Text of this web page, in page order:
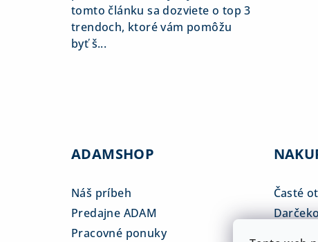
tomto článku sa dozviete o top 3
trendoch, ktoré vám pomôžu
byť š...
ADAMSHOP
Náš príbeh
Predajne ADAM
Pracovné ponuky
Časté